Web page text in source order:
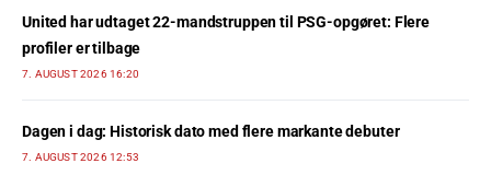
United har udtaget 22-mandstruppen til PSG-opgøret: Flere
profiler er tilbage
7. AUGUST 2026 16:20
Dagen i dag: Historisk dato med flere markante debuter
7. AUGUST 2026 12:53